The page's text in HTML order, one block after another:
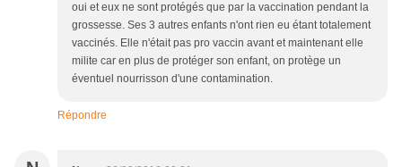
oui et eux ne sont protégés que par la vaccination pendant la
grossesse. Ses 3 autres enfants n'ont rien eu étant totalement
vaccinés. Elle n'était pas pro vaccin avant et maintenant elle
milite car en plus de protéger son enfant, on protège un
éventuel nourrisson d'une contamination.
Répondre